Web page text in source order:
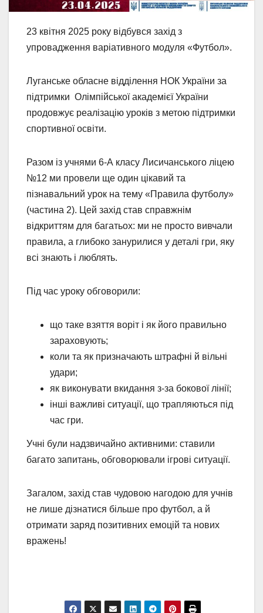
23 квітня 2025 року відбувся захід з
упровадження варіативного модуля «Футбол».
Луганське обласне відділення НОК України за
підтримки Олімпійської академієї України
продовжує реалізацію уроків з метою підтримки
спортивної освіти.
Разом із учнями 6-А класу Лисичанського ліцею
№12 ми провели ще один цікавий та
пізнавальний урок на тему «Правила футболу»
(частина 2). Цей захід став справжнім
відкриттям для багатьох: ми не просто вивчали
правила, а глибоко занурилися у деталі гри, яку
всі знають і люблять.
Під час уроку обговорили:
що таке взяття воріт і як його правильно
зараховують;
коли та як призначають штрафні й вільні
удари;
як виконувати вкидання з-за бокової лінії;
інші важливі ситуації, що трапляються під
час гри.
Учні були надзвичайно активними: ставили
багато запитань, обговорювали ігрові ситуації.
Загалом, захід став чудовою нагодою для учнів
не лише дізнатися більше про футбол, а й
отримати заряд позитивних емоцій та нових
вражень!